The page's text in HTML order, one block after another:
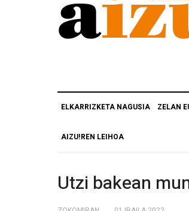
ELKARRIZKETA NAGUSIA ZELAN
AIZU!REN LEIHOA
Utzi bakean